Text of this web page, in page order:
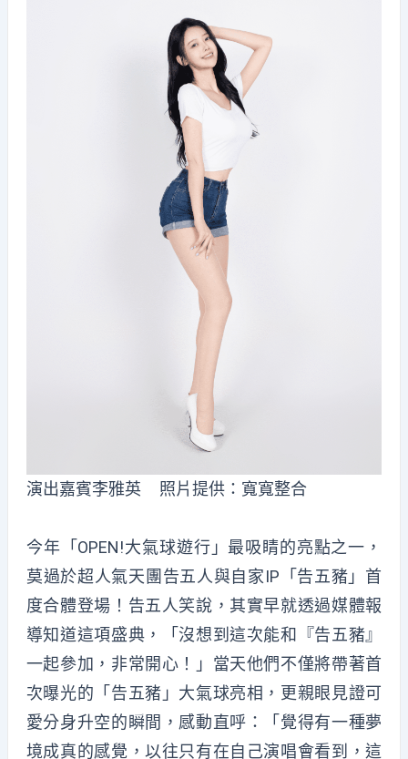
演出嘉賓李雅英 照片提供：寬寬整合
今年「OPEN!大氣球遊行」最吸睛的亮點之一，
莫過於超人氣天團告五人與自家IP「告五豬」首
度合體登場！告五人笑說，其實早就透過媒體報
導知道這項盛典，「沒想到這次能和『告五豬』
一起參加，非常開心！」當天他們不僅將帶著首
次曝光的「告五豬」大氣球亮相，更親眼見證可
愛分身升空的瞬間，感動直呼：「覺得有一種夢
境成真的感覺，以往只有在自己演唱會看到，這